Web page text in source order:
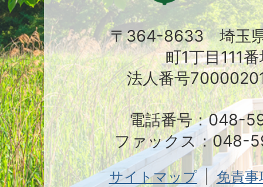
〒364-8633 埼玉
町1丁目111
法人番号
電話番号：048-
ファックス：048-
サイトマップ
免責